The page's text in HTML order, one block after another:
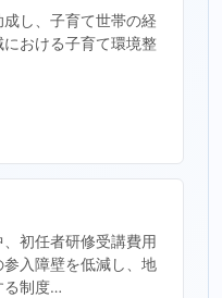
し、子育て世帯の経
おける子育て環境整
初任者研修受講費用
入障壁を低減し、地
る制度…